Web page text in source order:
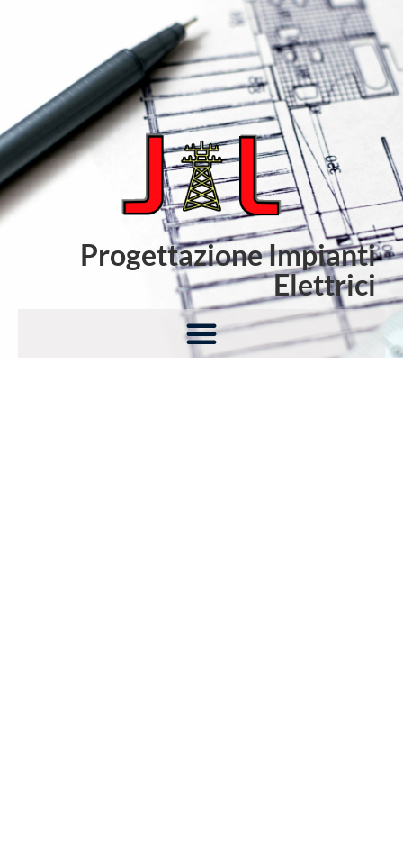
Progettazione Impianti
Elettrici